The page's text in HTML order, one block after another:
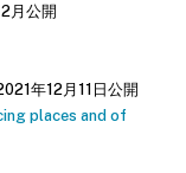
月公開
年12月11日公開
places and of